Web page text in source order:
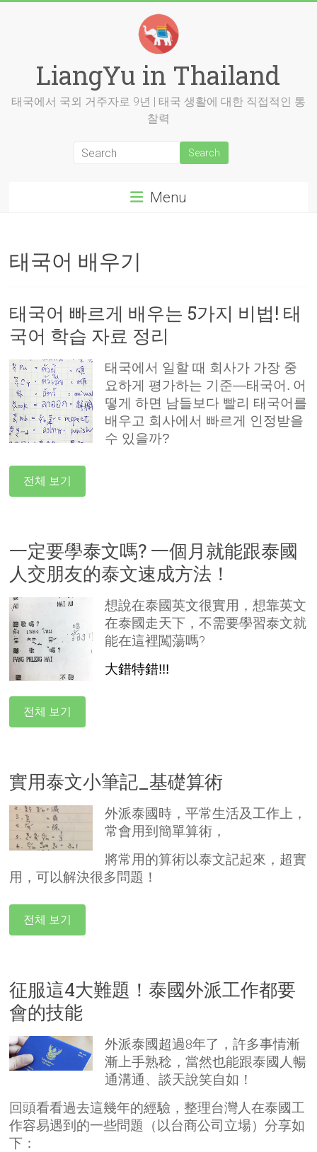
LiangYu in Thailand
태국에서 국외 거주자로 9년 | 태국 생활에 대한 직접적인 통
찰력
Menu
태국어 배우기
태국어 빠르게 배우는 5가지 비법! 태
국어 학습 자료 정리
태국에서 일할 때 회사가 가장 중
요하게 평가하는 기준—태국어. 어
떻게 하면 남들보다 빨리 태국어를
배우고 회사에서 빠르게 인정받을
수 있을까?
전체 보기
一定要學泰文嗎? 一個月就能跟泰國
人交朋友的泰文速成方法！
想說在泰國英文很實用，想靠英文
在泰國走天下，不需要學習泰文就
能在這裡闖蕩嗎?
大錯特錯!!!
전체 보기
實用泰文小筆記_基礎算術
外派泰國時，平常生活及工作上，
常會用到簡單算術，
將常用的算術以泰文記起來，超實
用，可以解決很多問題！
전체 보기
征服這4大難題！泰國外派工作都要
會的技能
外派泰國超過8年了，許多事情漸
漸上手熟稔，當然也能跟泰國人暢
通溝通、談天說笑自如！
回頭看看過去這幾年的經驗，整理台灣人在泰國工
作容易遇到的一些問題（以台商公司立場）分享如
下：